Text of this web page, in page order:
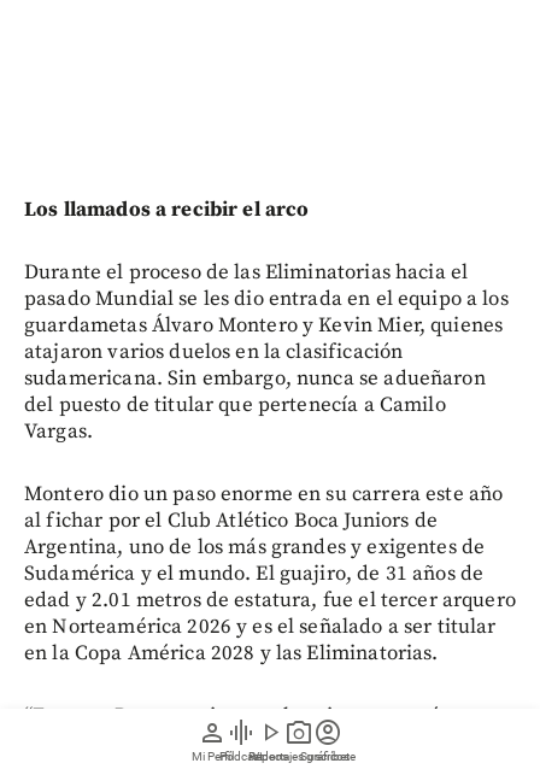
person
Mi Perfil
graphic_eq
Pódcast
play_arrow
Videos
photo_camera
Reportajes gráficos
account_circle
Suscríbete
Los llamados a recibir el arco
Durante el proceso de las Eliminatorias hacia el
pasado Mundial se les dio entrada en el equipo a los
guardametas Álvaro Montero y Kevin Mier, quienes
atajaron varios duelos en la clasificación
sudamericana. Sin embargo, nunca se adueñaron
del puesto de titular que pertenecía a Camilo
Vargas.
Montero dio un paso enorme en su carrera este año
al fichar por el Club Atlético Boca Juniors de
Argentina, uno de los más grandes y exigentes de
Sudamérica y el mundo. El guajiro, de 31 años de
edad y 2.01 metros de estatura, fue el tercer arquero
en Norteamérica 2026 y es el señalado a ser titular
en la Copa América 2028 y las Eliminatorias.
“Estar en Boca te exige mucho, siempre tenés que
ganar. Eso tienen los equipos grandes: buena